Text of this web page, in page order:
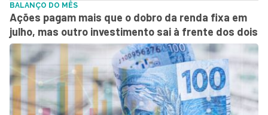
BALANÇO DO MÊS
Ações pagam mais que o dobro da renda fixa em
julho, mas outro investimento sai à frente dos dois